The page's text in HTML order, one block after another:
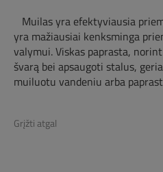
Muilas yra efektyviausia
yra mažiausiai kenksminga
valymui. Viskas paprasta,
švarą bei apsaugoti stalus,
muiluotu vandeniu arba
Grįžti atgal